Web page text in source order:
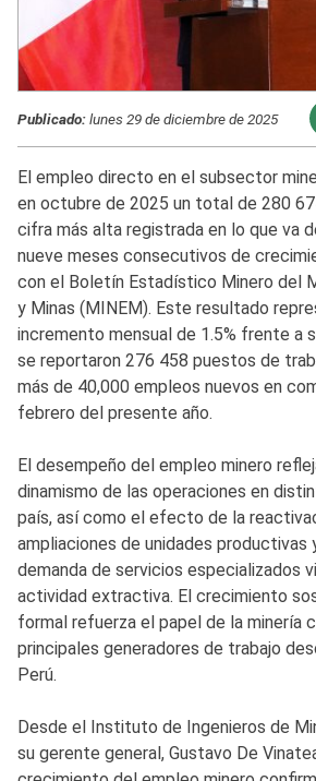
Publicado:lunes 29 de diciembre de 2025
El empleo directo en el subsector
en octubre de 2025 un total de 280
cifra más alta registrada en lo que va
nueve meses consecutivos de
con el Boletín Estadístico Minero del
y Minas (MINEM). Este resultado
incremento mensual de 1.5% frente a
se reportaron 276 458 puestos de
más de 40,000 empleos nuevos en
febrero del presente año.
El desempeño del empleo minero
dinamismo de las operaciones en
país, así como el efecto de la
ampliaciones de unidades productivas
demanda de servicios especializados
actividad extractiva. El crecimiento
formal refuerza el papel de la minería
principales generadores de trabajo
Perú.
Desde el Instituto de Ingenieros de
su gerente general, Gustavo De